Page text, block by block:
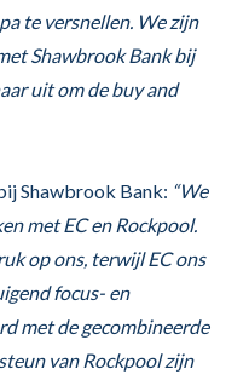
te versnellen. We zijn
Shawbrook Bank bij
uit om de buy and
Shawbrook Bank: “We
met EC en Rockpool.
op ons, terwijl EC ons
focus- en
met de gecombineerde
van Rockpool zijn